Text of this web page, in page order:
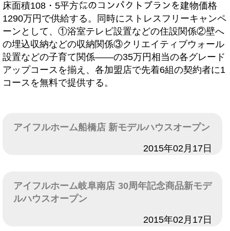
床面積108・5平方㍍のコンパクトプランを建物価格
1290万円で供給する。同時にストレスフリーキャンペ
ーンとして、①浴室テレビ設置などの住設関係②壁へ
の埋込収納などの収納関係③クリエイティブウォール
設置などの子育て関係――の35万円相当の各グレード
アップコースを揃え、各加盟店で先着6組の契約者に1
コースを無料で提供する。
アイフルホーム船橋店 新モデルハウスオープン
2015年02月17日
アイフルホーム岐阜南店 30周年記念商品新モデ
ルハウスオープン
2015年02月17日